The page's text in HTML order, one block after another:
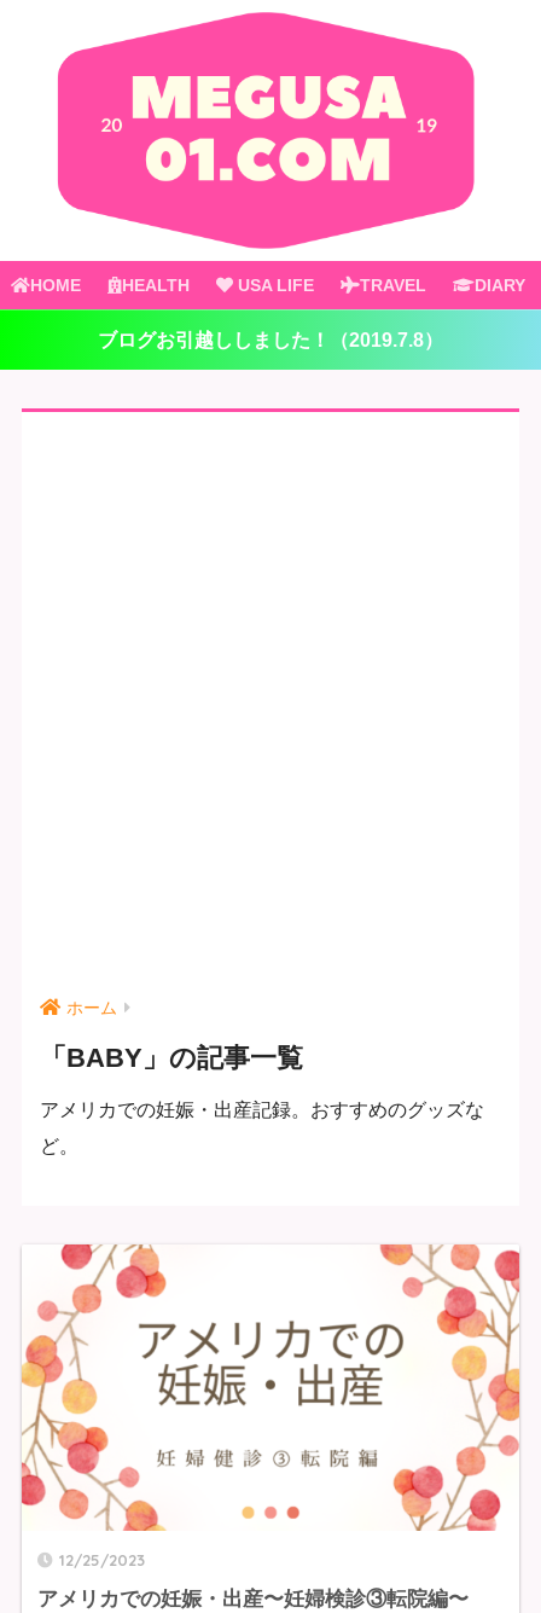
HOME HEALTH USA LIFE TRAVEL DIARY
ブログお引越ししました！（2019.7.8）
ホーム
「BABY」の記事一覧
アメリカでの妊娠・出産記録。おすすめのグッズな
ど。
12/25/2023
アメリカでの妊娠・出産〜妊婦検診③転院編〜